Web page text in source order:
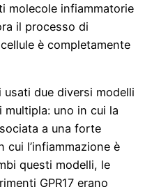
molecole infiammatorie
il processo di
è completamente
due diversi modelli
uno in cui la
a una forte
cui l’infiammazione è
questi modelli, le
GPR17 erano